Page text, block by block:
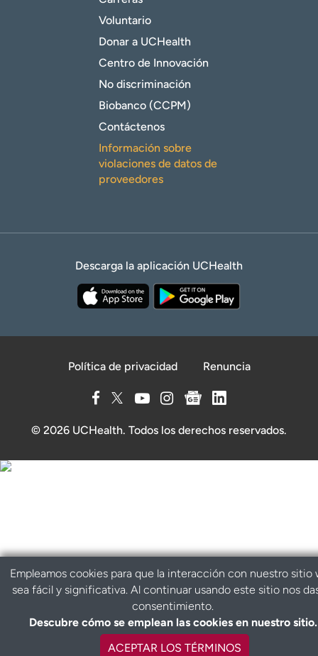
Voluntario
Donar a UCHealth
Centro de Innovación
No discriminación
Biobanco (CCPM)
Contáctenos
Información sobre
violaciones de datos de
proveedores
Descarga la aplicación UCHealth
Política de privacidad Renuncia
© 2026 UCHealth. Todos los derechos reservados.
Empleamos cookies para que la interacción con nuestro sitio
sea fácil y significativa. Al continuar usando este sitio nos
consentimiento.
Descubre cómo se emplean las cookies en nuestro sitio.
ACEPTAR LOS TÉRMINOS